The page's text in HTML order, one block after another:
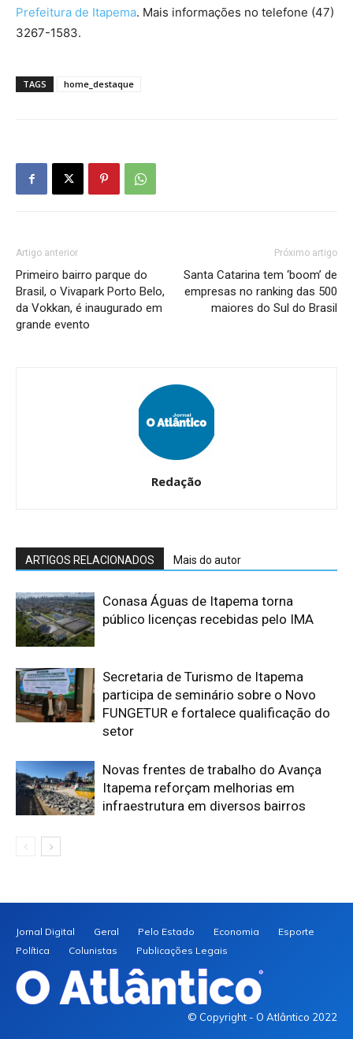
Prefeitura de Itapema. Mais informações no telefone (47)
3267-1583.
TAGS home_destaque
Artigo anterior
Primeiro bairro parque do
Brasil, o Vivapark Porto Belo,
da Vokkan, é inaugurado em
grande evento
Próximo artigo
Santa Catarina tem ‘boom’ de
empresas no ranking das 500
maiores do Sul do Brasil
Redação
ARTIGOS RELACIONADOS Mais do autor
Conasa Águas de Itapema torna
público licenças recebidas pelo IMA
Secretaria de Turismo de Itapema
participa de seminário sobre o Novo
FUNGETUR e fortalece qualificação do
setor
Novas frentes de trabalho do Avança
Itapema reforçam melhorias em
infraestrutura em diversos bairros
Jornal Digital Geral Pelo Estado Economia
Esporte
Política
Colunistas Publicações Legais
© Copyright - O Atlântico 2022